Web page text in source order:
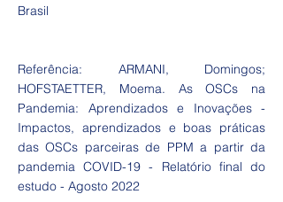
Brasil
Referência: ARMANI, Domingos;
HOFSTAETTER, Moema. As OSCs na
Pandemia: Aprendizados e Inovações -
Impactos, aprendizados e boas práticas
das OSCs parceiras de PPM a partir da
pandemia COVID-19 - Relatório final do
estudo - Agosto 2022